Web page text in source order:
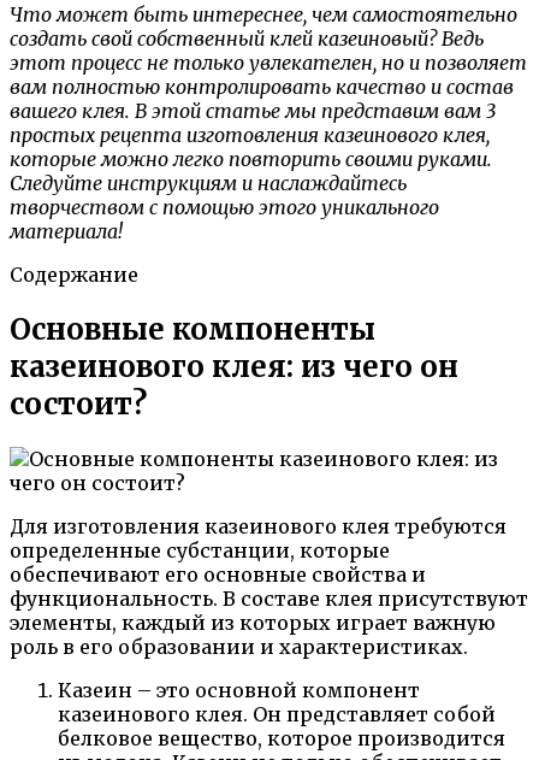
Что может быть интереснее, чем самостоятельно
создать свой собственный клей казеиновый? Ведь
этот процесс не только увлекателен, но и позволяет
вам полностью контролировать качество и состав
вашего клея. В этой статье мы представим вам 3
простых рецепта изготовления казеинового клея,
которые можно легко повторить своими руками.
Следуйте инструкциям и наслаждайтесь
творчеством с помощью этого уникального
материала!
Содержание
Основные компоненты
казеинового клея: из чего он
состоит?
Для изготовления казеинового клея требуются
определенные субстанции, которые
обеспечивают его основные свойства и
функциональность. В составе клея присутствуют
элементы, каждый из которых играет важную
роль в его образовании и характеристиках.
Казеин – это основной компонент
казеинового клея. Он представляет собой
белковое вещество, которое производится